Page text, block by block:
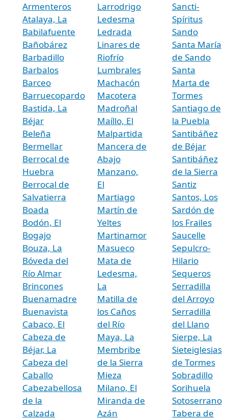
Armenteros
Atalaya, La
Babilafuente
Bañobárez
Barbadillo
Barbalos
Barceo
Barruecopardo
Bastida, La
Béjar
Beleña
Bermellar
Berrocal de
Huebra
Berrocal de
Salvatierra
Boada
Bodón, El
Bogajo
Bouza, La
Bóveda del
Río Almar
Brincones
Buenamadre
Buenavista
Cabaco, El
Cabeza de
Béjar, La
Cabeza del
Caballo
Cabezabellosa
de la
Calzada
Larrodrigo
Ledesma
Ledrada
Linares de
Riofrío
Lumbrales
Machacón
Macotera
Madroñal
Maíllo, El
Malpartida
Mancera de
Abajo
Manzano,
El
Martiago
Martín de
Yeltes
Martinamor
Masueco
Mata de
Ledesma,
La
Matilla de
los Caños
del Río
Maya, La
Membribe
de la Sierra
Mieza
Milano, El
Miranda de
Azán
Sancti-
Spíritus
Sando
Santa María
de Sando
Santa
Marta de
Tormes
Santiago de
la Puebla
Santibáñez
de Béjar
Santibáñez
de la Sierra
Santiz
Santos, Los
Sardón de
los Frailes
Saucelle
Sepulcro-
Hilario
Sequeros
Serradilla
del Arroyo
Serradilla
del Llano
Sierpe, La
Sieteiglesias
de Tormes
Sobradillo
Sorihuela
Sotoserrano
Tabera de